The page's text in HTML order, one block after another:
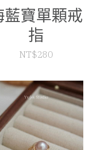
藍寶單顆戒
指
NT$280